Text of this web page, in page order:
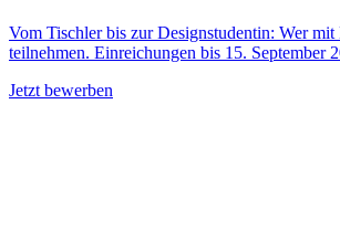
Vom Tischler bis zur Designstudentin: Wer mit
teilnehmen. Einreichungen bis 15. September
Jetzt bewerben